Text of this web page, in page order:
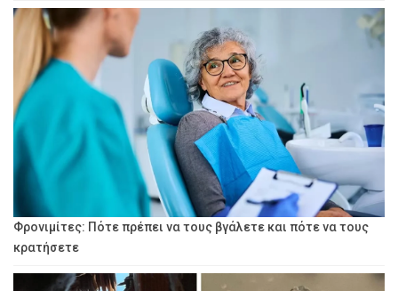
Φρονιμίτες: Πότε πρέπει να τους βγάλετε και πότε να τους
κρατήσετε